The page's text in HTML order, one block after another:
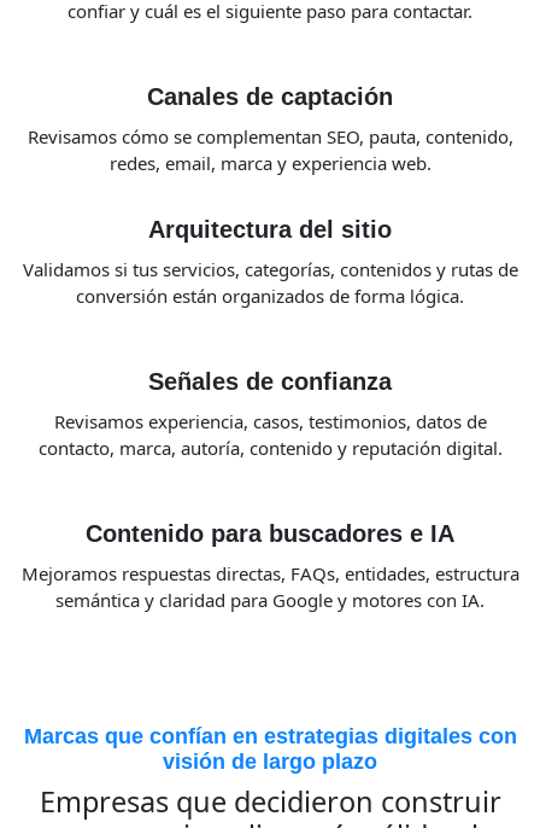
confiar y cuál es el siguiente paso para contactar.
Canales de captación
Revisamos cómo se complementan SEO, pauta, contenido,
redes, email, marca y experiencia web.
Arquitectura del sitio
Validamos si tus servicios, categorías, contenidos y rutas de
conversión están organizados de forma lógica.
Señales de confianza
Revisamos experiencia, casos, testimonios, datos de
contacto, marca, autoría, contenido y reputación digital.
Contenido para buscadores e IA
Mejoramos respuestas directas, FAQs, entidades, estructura
semántica y claridad para Google y motores con IA.
Marcas que confían en estrategias digitales con
visión de largo plazo
Empresas que decidieron construir